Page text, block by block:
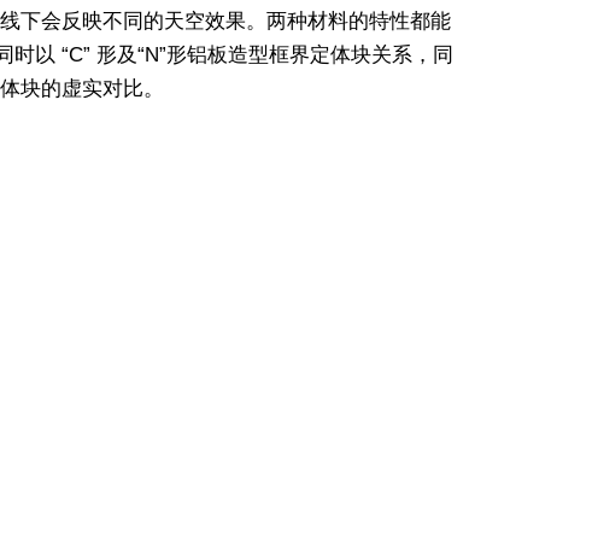
下会反映不同的天空效果。两种材料的特性都能
以 “C” 形及“N”形铝板造型框界定体块关系，同
块的虚实对比。